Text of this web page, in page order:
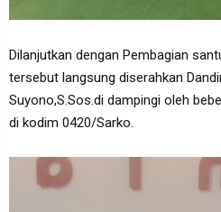
Dilanjutkan dengan Pembagian
tersebut langsung diserahkan
Suyono,S.Sos.di dampingi oleh
di kodim 0420/Sarko.